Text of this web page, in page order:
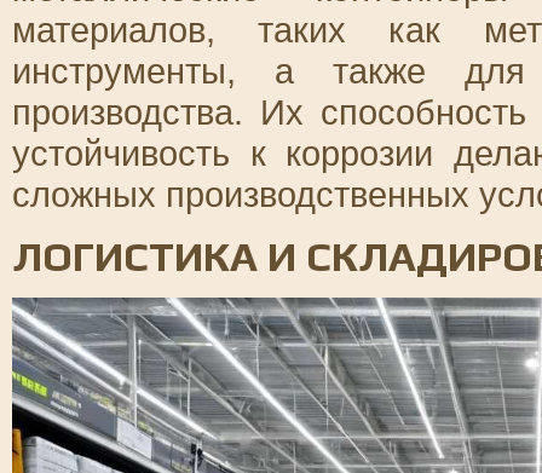
материалов, таких как
инструменты, а также для
производства. Их
устойчивость к коррозии
сложных производственных
ЛОГИСТИКА И